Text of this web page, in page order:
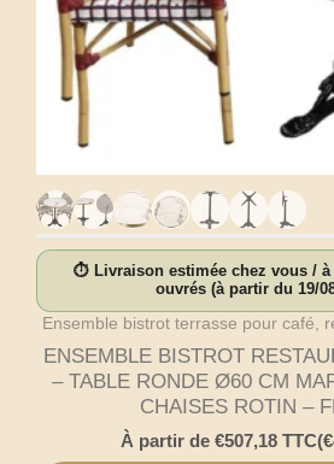
⏱ Livraison estimée chez vous /
ouvrés (à partir du 19/
Ensemble bistrot terrasse pour café,
ENSEMBLE BISTROT
– TABLE RONDE Ø60 CM
CHAISES ROTIN –
À partir de €507,18TTC(€